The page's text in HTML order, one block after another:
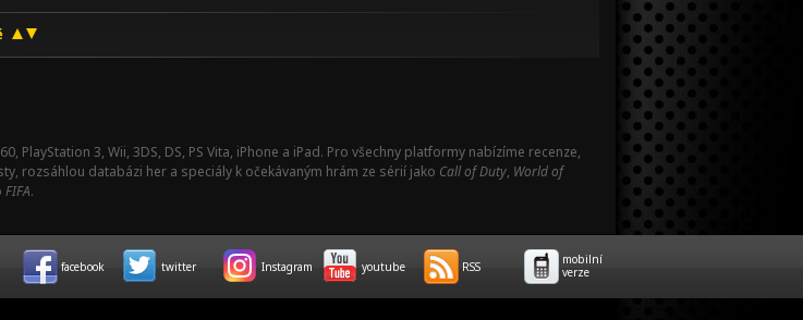
PlayStation 3, Wii, 3DS, DS, PS Vita, iPhone a iPad. Pro všechny platformy nabízíme recenze,
rozsáhlou databázi her a speciály k očekávaným hrám ze sérií jako Call of Duty, World of
FIFA.
facebook twitter Instagram youtube RSS
mobilní
verze